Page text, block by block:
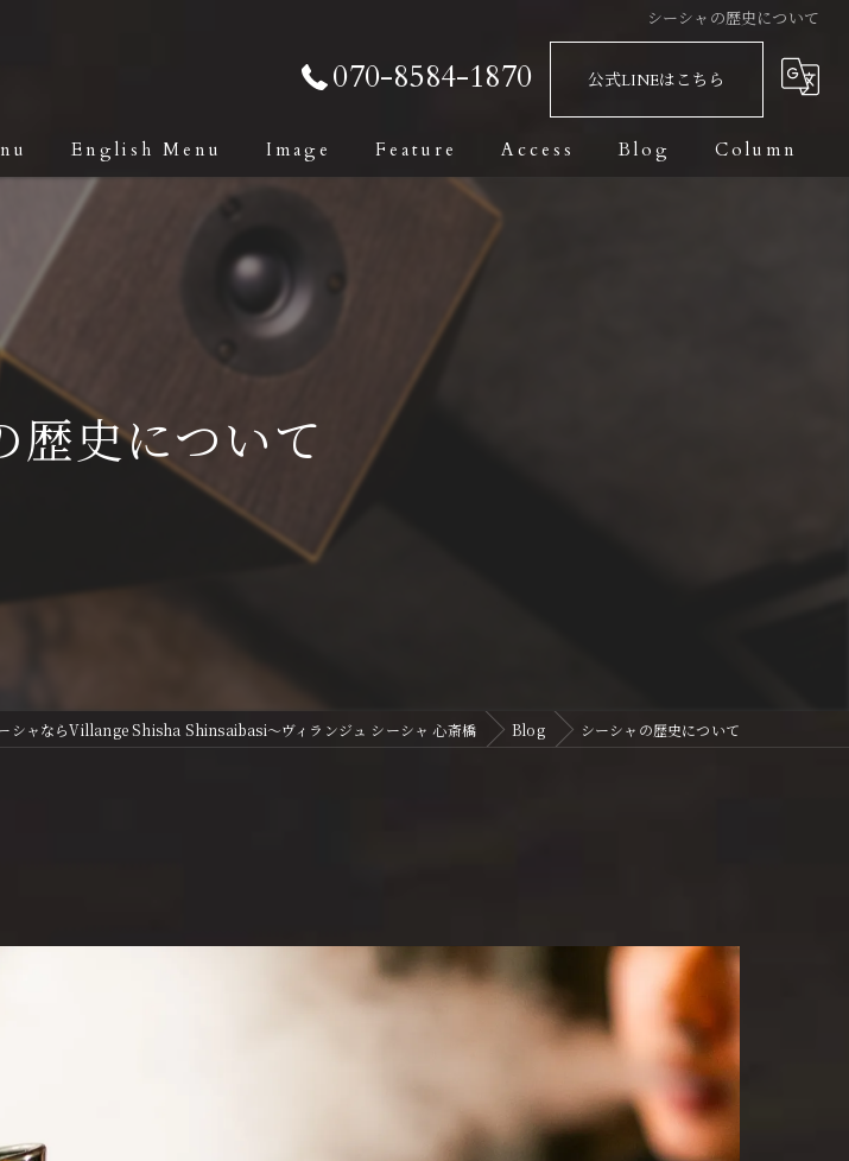
シーシャの歴史について
070-8584-1870 公式LINEはこちら
English Menu Image Feature
Private Room
Dark Leaf
Access Blog Column
歴史について
シャならVillange Shisha Shinsaibasi〜ヴィランジュ シーシャ 心斎橋 Blog シーシャの歴史について